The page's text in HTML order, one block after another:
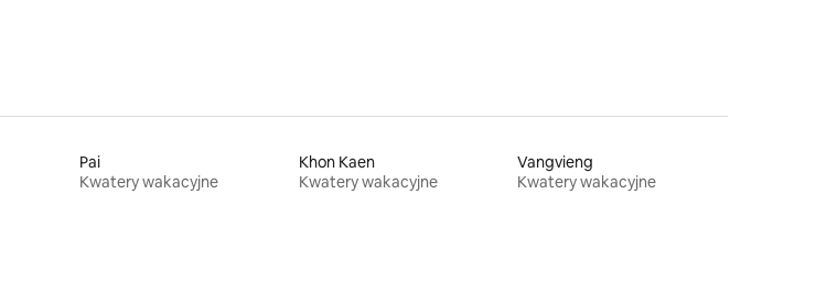
Pai
Kwatery wakacyjne
Khon Kaen
Kwatery wakacyjne
Vangvieng
Kwatery wakacyjne